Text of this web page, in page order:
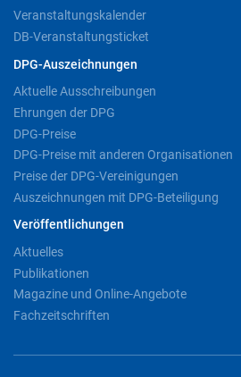
Veranstaltungskalender
DB-Veranstaltungsticket
DPG-Auszeichnungen
Aktuelle Ausschreibungen
Ehrungen der DPG
DPG-Preise
DPG-Preise mit anderen Organisationen
Preise der DPG-Vereinigungen
Auszeichnungen mit DPG-Beteiligung
Veröffentlichungen
Aktuelles
Publikationen
Magazine und Online-Angebote
Fachzeitschriften